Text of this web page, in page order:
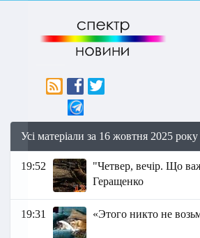
Усі матеріали за 16 жовтня 2025
19:52
"Четвер, вечір. Що
Геращенко
19:31 «Этoгo никто не